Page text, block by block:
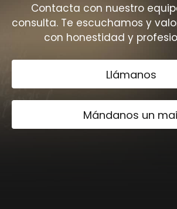
Contacta con nuestro
consulta. Te escuchamos y
con honestidad y
Llámanos
Mándanos un